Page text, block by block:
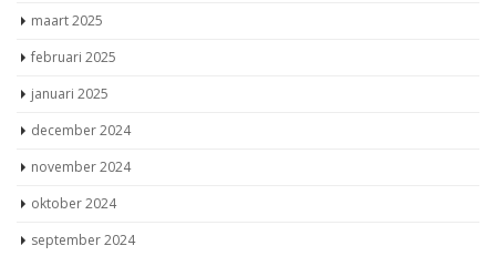
maart 2025
februari 2025
januari 2025
december 2024
november 2024
oktober 2024
september 2024